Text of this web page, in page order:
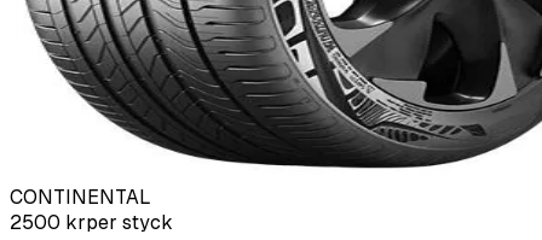
CONTINENTAL
2500 krper styck